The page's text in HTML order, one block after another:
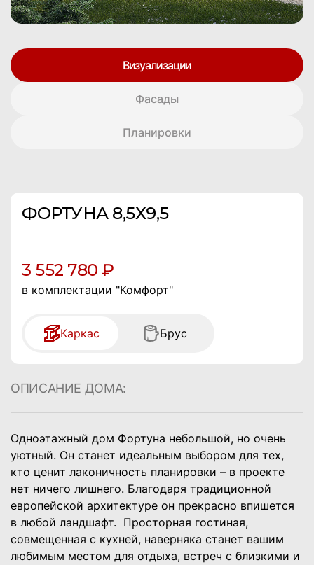
Визуализации
Фасады
Планировки
ФОРТУНА 8,5Х9,5
3 552 780 ₽
в комплектации "Комфорт"
Каркас Брус
ОПИСАНИЕ ДОМА:
Одноэтажный дом Фортуна небольшой, но очень
уютный. Он станет идеальным выбором для тех,
кто ценит лаконичность планировки – в проекте
нет ничего лишнего. Благодаря традиционной
европейской архитектуре он прекрасно впишется
в любой ландшафт. Просторная гостиная,
совмещенная с кухней, наверняка станет вашим
любимым местом для отдыха, встреч с близкими и